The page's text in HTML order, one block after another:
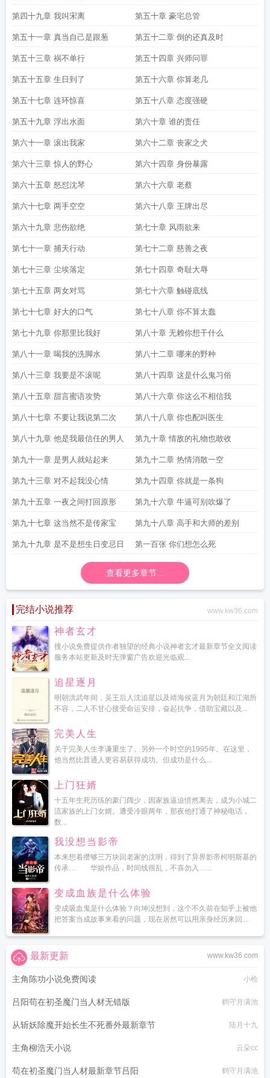
第四十九章 我叫宋离 第五十章 豪宅总管
第五十一章 真当自己是跟葱 第五十二章 倒的还真及时
第五十三章 祸不单行 第五十四章 兴师问罪
第五十五章 生日到了 第五十六章 你算老几
第五十七章 连环惊喜 第五十八章 态度强硬
第五十九章 浮出水面 第六十章 谁的责任
第六十一章 滚出我家 第六十二章 丧家之犬
第六十三章 惊人的野心 第六十四章 身份暴露
第六十五章 怒怼沈琴 第六十六章 老蔡
第六十七章 两手空空 第六十八章 王牌出尽
第六十九章 悲伤欲绝 第七十章 风雨欲来
第七十一章 捕天行动 第七十二章 慈善之夜
第七十三章 尘埃落定 第七十四章 奇耻大辱
第七十五章 两女对骂 第七十六章 触碰底线
第七十七章 好大的口气 第七十八章 你不算太蠢
第七十九章 你那里比我好 第八十章 无赖你想干什么
第八十一章 喝我的洗脚水 第八十二章 哪来的野种
第八十三章 我要是不滚呢 第八十四章 这是什么鬼习俗
第八十五章 甜言蜜语攻势 第八十六章 你这么不相信我
第八十七章 不要让我说第二次 第八十八章 你也配叫医生
第八十九章 他是我最信任的男人 第九十章 情敌的礼物也敢收
第九十一章 是男人就站起来 第九十二章 热情消散一空
第九十三章 对不起我没心情 第九十四章 你就是一条狗
第九十五章 一夜之间打回原形 第九十六章 牛逼可别吹爆了
第九十七章 这当然不是传家宝 第九十八章 高手和大师的差别
第九十九章 是不是想生日变忌日 第一百张 你们想怎么死
查看更多章节...
完结小说推荐 www.kw36.com
神者玄才
搜小说免费提供作者独望的经典小说神者玄才最新章节全文阅读
服务本站更新及时无弹窗广告欢迎光临观...
追星逐月
明朝洪武年间，吴王后人沈追星以及靖海侯蓝月为朝廷和江湖所
不容，二人不甘心接受命运安排，奋起抗争，借助宝藏以及...
完美人生
关于完美人生李谦重生了。另外一个时空的1995年。在这里，
他当然比普通人更容易获得成功。但成功是什么...
上门狂婿
十五年生死历练的豪门阔少，因家族逼迫愤然离去，成为小城二
流家族的上门女婿。遭受冷眼两年，那夜他打通了神秘电话，
数...
我没想当影帝
本来想着攒够三万块回老家的沈明，得到了异界影帝柯明斯基的
传承… 华娱作品，时间线很乱，不喜勿入…...
变成血族是什么体验
变成吸血鬼是什么体验？向坤没想到，这个不久前在知乎上被他
把答案当成故事来看的问题，现在居然可以用亲身经历来回...
www.kw36.com
最新更新
主角陈功小说免费阅读 小枪
吕阳苟在初圣魔门当人材无错版 鹤守月满池
从斩妖除魔开始长生不死番外最新章节 陆月十九
主角柳浩天小说 云朵cc
苟在初圣魔门当人材最新章节吕阳 鹤守月满池